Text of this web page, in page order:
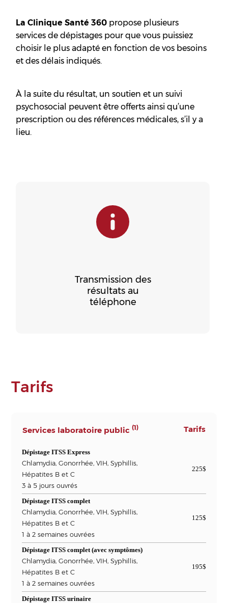
La Clinique Santé 360 propose plusieurs
services de dépistages pour que vous puissiez
choisir le plus adapté en fonction de vos besoins
et des délais indiqués.
À la suite du résultat, un soutien et un suivi
psychosocial peuvent être offerts ainsi qu’une
prescription ou des références médicales, s’il y a
lieu.
Transmission des
résultats au
téléphone
Tarifs
Services laboratoire public (1) Tarifs
Dépistage ITSS Express
Chlamydia, Gonorrhée, VIH, Syphillis,
Hépatites B et C
3 à 5 jours ouvrés
225$
Dépistage ITSS complet
Chlamydia, Gonorrhée, VIH, Syphillis,
Hépatites B et C
1 à 2 semaines ouvrées
125$
Dépistage ITSS complet (avec symptômes)
Chlamydia, Gonorrhée, VIH, Syphillis,
Hépatites B et C
1 à 2 semaines ouvrées
195$
Dépistage ITSS urinaire